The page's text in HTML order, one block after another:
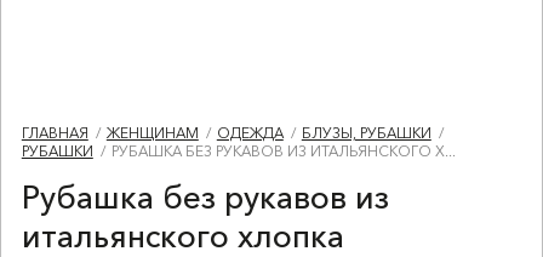
ГЛАВНАЯ ЖЕНЩИНАМ ОДЕЖДА
БЛУЗЫ, РУБАШКИ
РУБАШКИ
РУБАШКА БЕЗ РУКАВОВ ИЗ ИТАЛЬЯНСКОГО Х...
Рубашка без рукавов из
итальянского хлопка